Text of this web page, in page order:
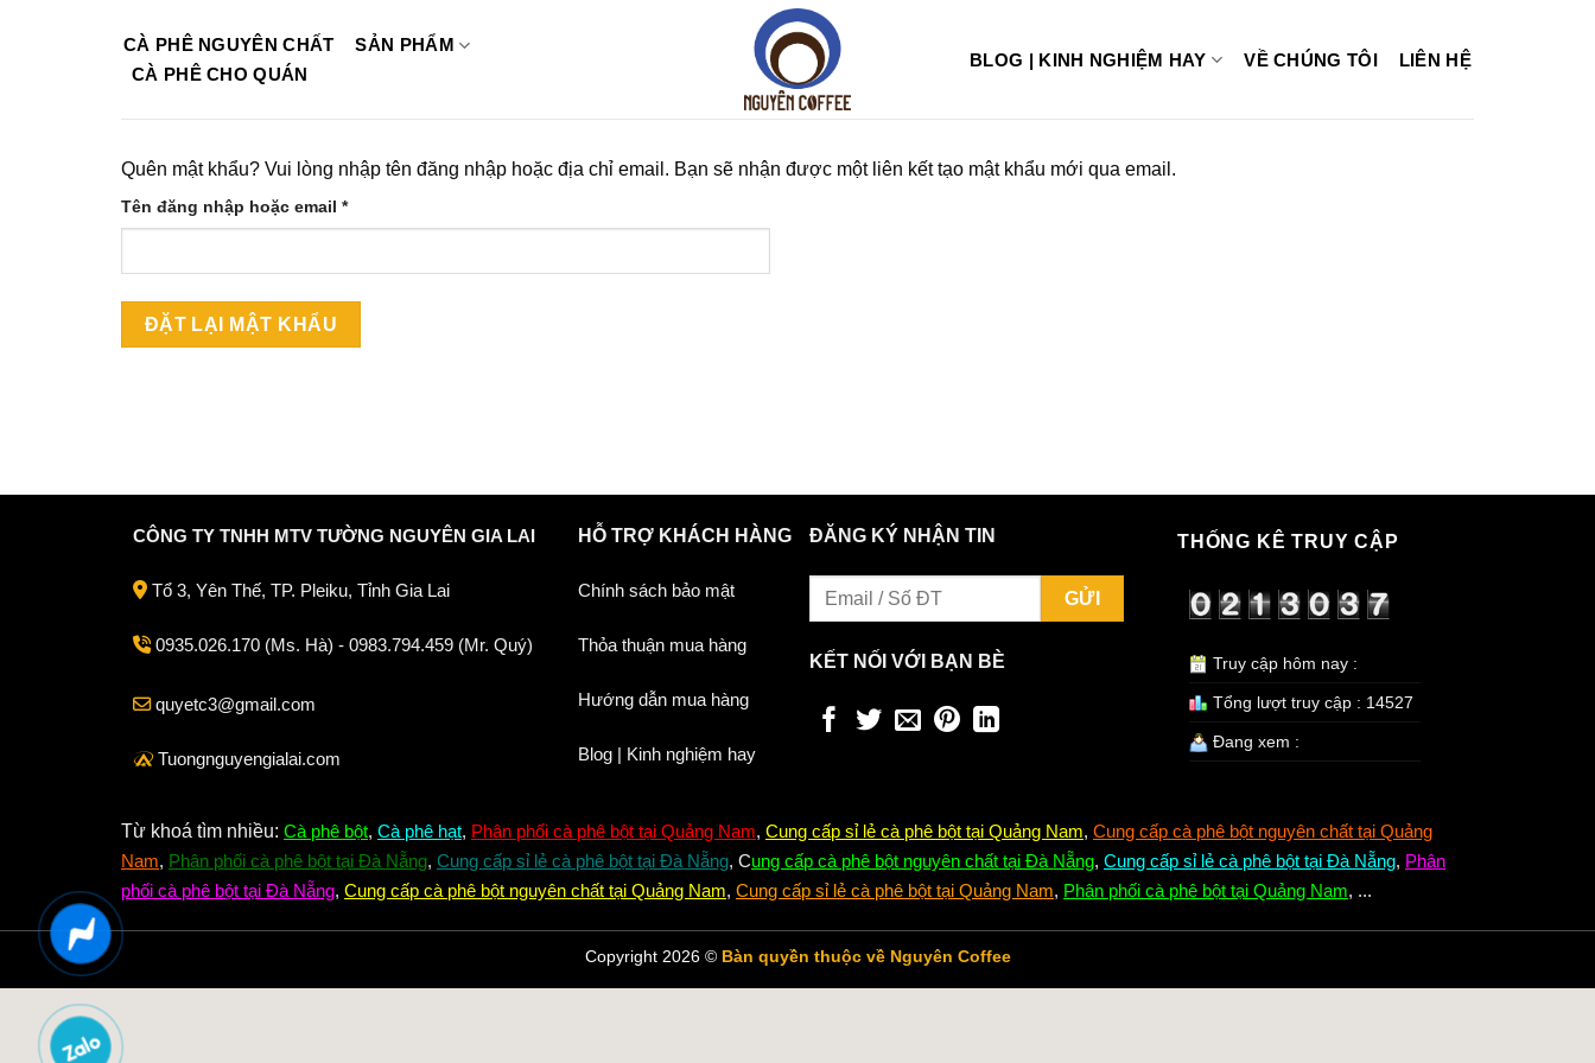
CÀ PHÊ NGUYÊN CHẤT
SẢN PHẨM
CÀ PHÊ CHO QUÁN
BLOG | KINH NGHIỆM HAY VỀ CHÚNG TÔI LIÊN HỆ
Quên mật khẩu? Vui lòng nhập tên đăng nhập hoặc địa chỉ email. Bạn sẽ nhận được một liên kết tạo mật khẩu mới qua email.
Tên đăng nhập hoặc email *Bắt
buộc
ĐẶT LẠI MẬT KHẨU
CÔNG TY TNHH MTV TƯỜNG NGUYÊN GIA LAI
Tổ 3, Yên Thế, TP. Pleiku, Tỉnh Gia Lai
0935.026.170 (Ms. Hà) - 0983.794.459 (Mr. Quý)
quyetc3@gmail.com
Tuongnguyengialai.com
HỖ TRỢ KHÁCH HÀNG
Chính sách bảo mật
Thỏa thuận mua hàng
Hướng dẫn mua hàng
Blog | Kinh nghiệm hay
ĐĂNG KÝ NHẬN TIN
KẾT NỐI VỚI BẠN BÈ
THỐNG KÊ TRUY CẬP
Truy cập hôm nay :
Tổng lượt truy cập : 14527
Đang xem :
Từ khoá tìm nhiều: Cà phê bột, Cà phê hạt, Phân phối cà phê bột tại Quảng Nam, Cung cấp sỉ lẻ cà phê bột tại Quảng Nam, Cung cấp cà phê bột nguyên chất tại Quảng
Nam, Phân phối cà phê bột tại Đà Nẵng, Cung cấp sỉ lẻ cà phê bột tại Đà Nẵng, Cung cấp cà phê bột nguyên chất tại Đà Nẵng, Cung cấp sỉ lẻ cà phê bột tại Đà Nẵng, Phân
phối cà phê bột tại Đà Nẵng, Cung cấp cà phê bột nguyên chất tại Quảng Nam, Cung cấp sỉ lẻ cà phê bột tại Quảng Nam, Phân phối cà phê bột tại Quảng Nam, ...
Copyright 2026 © Bàn quyền thuộc về Nguyên Coffee